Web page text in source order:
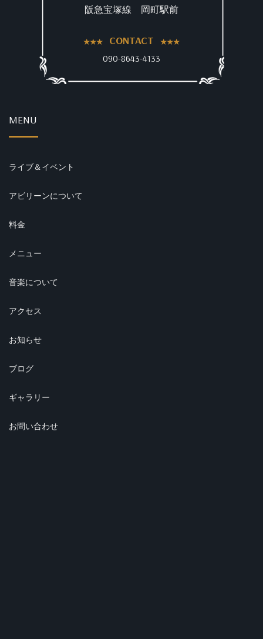
阪急宝塚線 岡町駅前
CONTACT
090-8643-4133
MENU
ライブ＆イベント
アビリーンについて
料金
メニュー
音楽について
アクセス
お知らせ
ブログ
ギャラリー
お問い合わせ